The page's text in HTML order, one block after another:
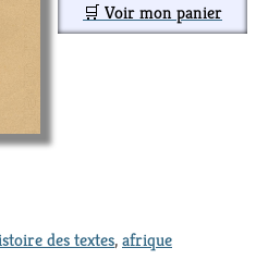
🛒 Voir mon panier
des textes,afrique